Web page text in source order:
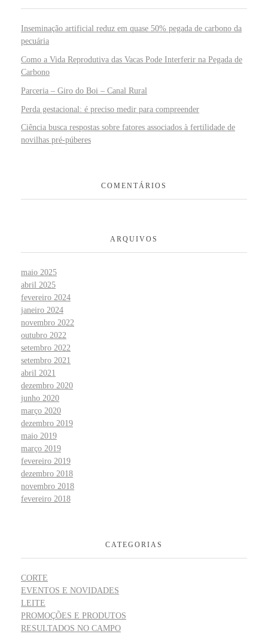
Inseminação artificial reduz em quase 50% pegada de carbono da
pecuária
Como a Vida Reprodutiva das Vacas Pode Interferir na Pegada de
Carbono
Parceria – Giro do Boi – Canal Rural
Perda gestacional: é preciso medir para compreender
Ciência busca respostas sobre fatores associados à fertilidade de
novilhas pré-púberes
COMENTÁRIOS
ARQUIVOS
maio 2025
abril 2025
fevereiro 2024
janeiro 2024
novembro 2022
outubro 2022
setembro 2022
setembro 2021
abril 2021
dezembro 2020
junho 2020
março 2020
dezembro 2019
maio 2019
março 2019
fevereiro 2019
dezembro 2018
novembro 2018
fevereiro 2018
CATEGORIAS
CORTE
EVENTOS E NOVIDADES
LEITE
PROMOÇÕES E PRODUTOS
RESULTADOS NO CAMPO